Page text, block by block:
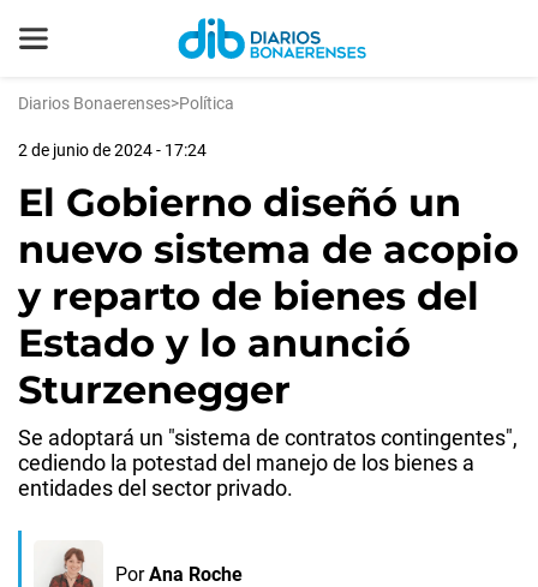
Diarios Bonaerenses>Política
2 de junio de 2024 - 17:24
El Gobierno diseñó un
nuevo sistema de acopio
y reparto de bienes del
Estado y lo anunció
Sturzenegger
Se adoptará un "sistema de contratos contingentes",
cediendo la potestad del manejo de los bienes a
entidades del sector privado.
Por Ana Roche